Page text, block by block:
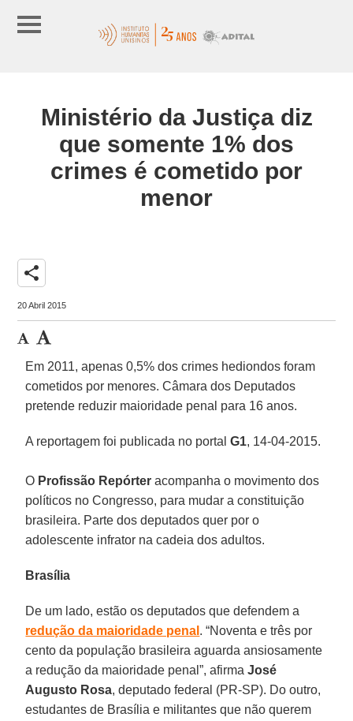
Ministério da Justiça diz
que somente 1% dos
crimes é cometido por
menor
share
20 Abril 2015
Em 2011, apenas 0,5% dos crimes hediondos foram
cometidos por menores. Câmara dos Deputados
pretende reduzir maioridade penal para 16 anos.
A reportagem foi publicada no portalG1, 14-04-2015.
O Profissão Repórter acompanha o movimento dos
políticos no Congresso, para mudar a constituição
brasileira. Parte dos deputados quer por o
adolescente infrator na cadeia dos adultos.
Brasília
De um lado, estão os deputados que defendem a
redução da maioridade penal . “Noventa e três por
cento da população brasileira aguarda ansiosamente
a redução da maioridade penal”, afirmaJosé
Augusto Rosa, deputado federal (PR-SP). Do outro,
estudantes de Brasília e militantes que não querem